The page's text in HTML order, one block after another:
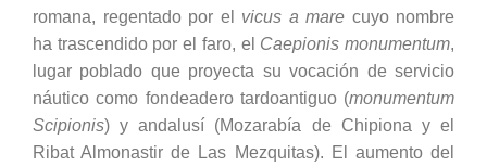
romana, regentado por el vicus a mare cuyo nombre
ha trascendido por el faro, el Caepionis monumentum,
lugar poblado que proyecta su vocación de servicio
náutico como fondeadero tardoantiguo (monumentum
Scipionis) y andalusí (Mozarabía de Chipiona y el
Ribat Almonastir de Las Mezquitas). El aumento del